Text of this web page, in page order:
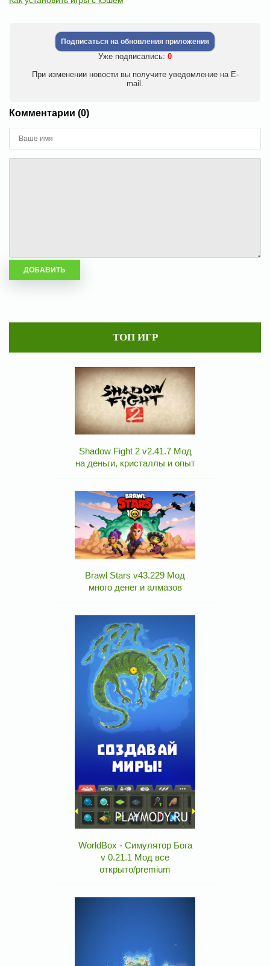
Подписаться на обновления приложения
Уже подписались: 0
При изменении новости вы получите уведомление на E-
mail.
Комментарии (0)
ТОП ИГР
Shadow Fight 2 v2.41.7 Мод
на деньги, кристаллы и опыт
Brawl Stars v43.229 Мод
много денег и алмазов
WorldBox - Симулятор Бога
v 0.21.1 Мод все
открыто/premium